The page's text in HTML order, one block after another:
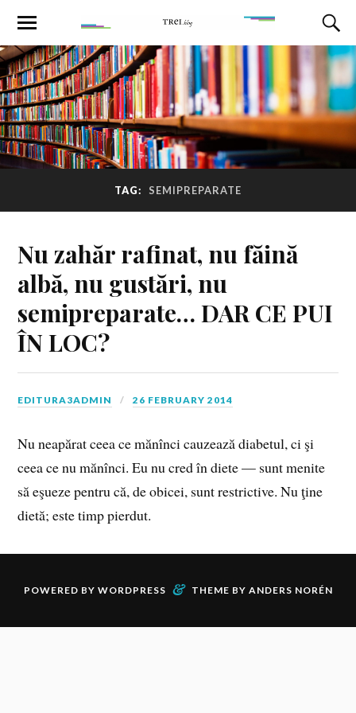
TAG: SEMIPREPARATE
Nu zahăr rafinat, nu făină
albă, nu gustări, nu
semipreparate… DAR CE PUI
ÎN LOC?
EDITURA3ADMIN 26 FEBRUARY 2014
Nu neapărat ceea ce mănînci cauzează diabetul, ci şi
ceea ce nu mănînci. Eu nu cred în diete — sunt menite
să eşueze pentru că, de obicei, sunt restrictive. Nu ţine
dietă; este timp pierdut.
POWERED BY WORDPRESS & THEME BY ANDERS NORÉN